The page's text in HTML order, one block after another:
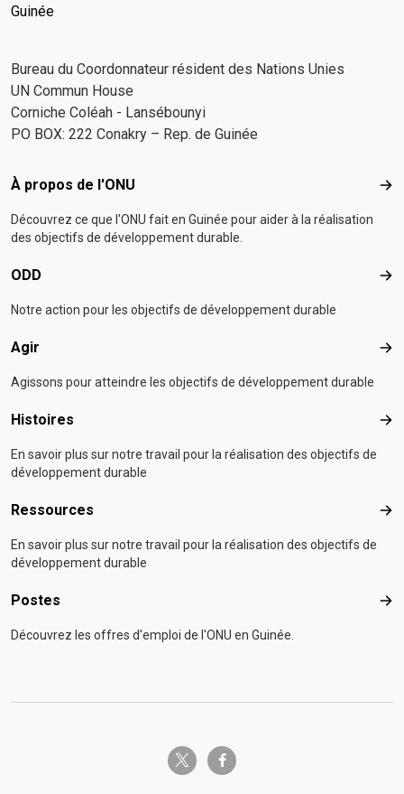
Guinée
Bureau du Coordonnateur résident des Nations Unies
UN Commun House
Corniche Coléah - Lansébounyi
PO BOX: 222 Conakry – Rep. de Guinée
Footer menu
À propos de l'ONU À
Découvrez ce que l'ONU fait en Guinée pour aider à la réalisation
des objectifs de développement durable.
ODD
Notre action pour les objectifs de développement durable
Agir Agir
Agissons pour atteindre les objectifs de développement durable
Histoires
En savoir plus sur notre travail pour la réalisation des objectifs de
développement durable
Ressources
En savoir plus sur notre travail pour la réalisation des objectifs de
développement durable
Postes
Découvrez les offres d'emploi de l'ONU en Guinée.
twitter-x facebook-f